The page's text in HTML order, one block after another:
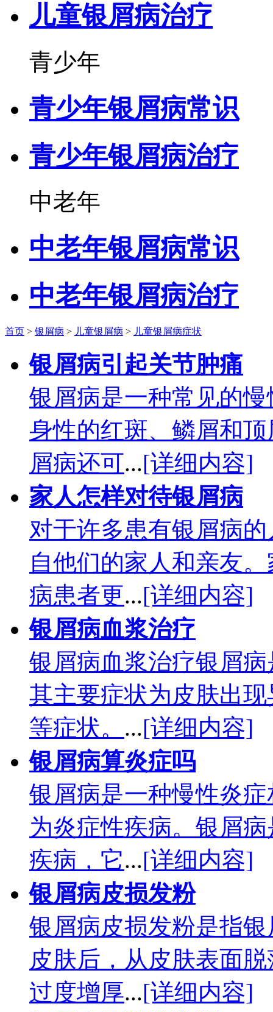
儿童银屑病治疗
青少年
青少年银屑病常识
青少年银屑病治疗
中老年
中老年银屑病常识
中老年银屑病治疗
首页 > 银屑病 > 儿童银屑病 > 儿童银屑病症状
银屑病引起关节肿痛
银屑病是一种常见的
身性的红斑、鳞屑和
屑病还可...[详细内容]
家人怎样对待银屑病
对于许多患有银屑病
自他们的家人和亲友
病患者更...[详细内容]
银屑病血浆治疗
银屑病血浆治疗银屑
其主要症状为皮肤出
等症状。 ...[详细内容]
银屑病算炎症吗
银屑病是一种慢性炎
为炎症性疾病。银屑
疾病，它...[详细内容]
银屑病皮损发粉
银屑病皮损发粉是指
皮肤后，从皮肤表面
过度增厚...[详细内容]